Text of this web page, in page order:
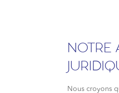
NOTRE
Nous croyons